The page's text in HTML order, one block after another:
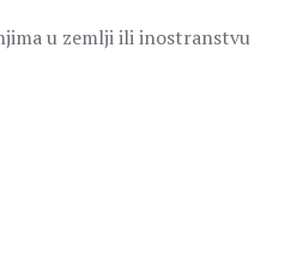
u zemlji ili inostranstvu